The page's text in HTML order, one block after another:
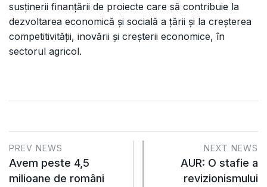
susținerii finanțării de proiecte care să contribuie la
dezvoltarea economică și socială a țării și la creșterea
competitivității, inovării și creșterii economice, în
sectorul agricol.
PREV NEWS
Avem peste 4,5
milioane de români
NEXT NEWS
AUR: O stafie a
revizionismului